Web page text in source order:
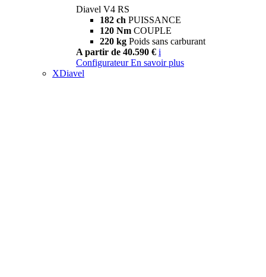
Diavel V4 RS
182 ch PUISSANCE
120 Nm COUPLE
220 kg Poids sans carburant
A partir de 40.590 € i
Configurateur En savoir plus
XDiavel